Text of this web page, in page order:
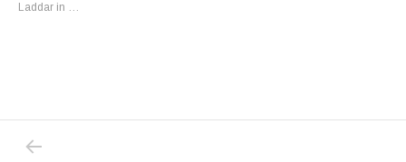
Laddar in …
Inläggsnavigering